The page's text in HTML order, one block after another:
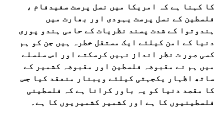
کا کہنا ہے کہ امریکا میں نسل پرست سفیدفام ،
فلسطین کے نسل پرست یہودی اور بھارت میں
ہندوتوا کے شدت پسند نظریات کے حامی ہندو پوری
دنیا کے امن کیلئے ایک مستقل خطرہ ہیں جن کو ہم
کسی صور ت نظر انداز نہیں کرسکتے اور اس سلسلے
میں ہم نے مقبوضہ فلسطین اور مقبوضہ کشمیر کے
ساتھ اظہار یکجہتی کیلئے ویبنار منعقد کیا جس
کا مقصد دنیا کو یہ باور کرانا ہے کہ فلسطینی
فلسطینیوں کا ہے اور کشمیر کشمیریوں کا ہے۔